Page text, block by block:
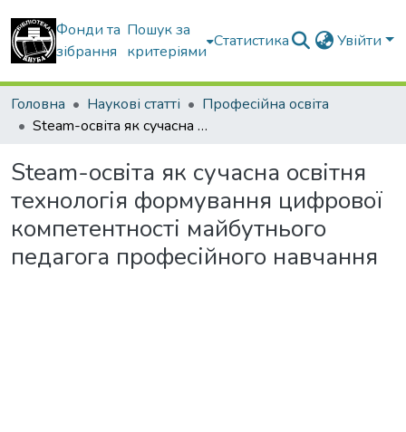
Фонди та
зібрання
Пошук за
критеріями
Статистика Увійти
Головна Наукові статті
Професійна освіта
Steam-освіта як сучасна освітня технологія формування цифрової компетентності майбутнього педагога професійного навчання
Steam-освіта як сучасна освітня
технологія формування цифрової
компетентності майбутнього
педагога професійного навчання